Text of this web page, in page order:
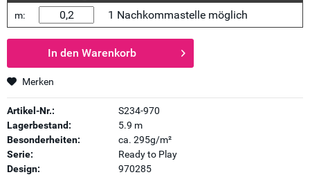
m: 1 Nachkommastelle möglich
In den Warenkorb
Merken
Artikel-Nr.:
S234-970
Lagerbestand:
5.9 m
Besonderheiten:
ca. 295g/m²
Serie:
Ready to Play
Design:
970285